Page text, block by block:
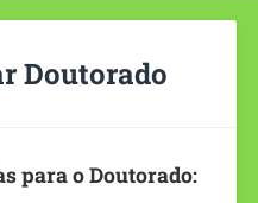
Doutorado
para o Doutorado: